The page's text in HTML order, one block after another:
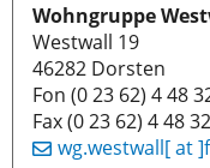
Wohngruppe
Westwall 19
46282 Dorsten
Fon (0 23 62) 4 48
Fax (0 23 62) 4 48 32
wg.westwall[ at